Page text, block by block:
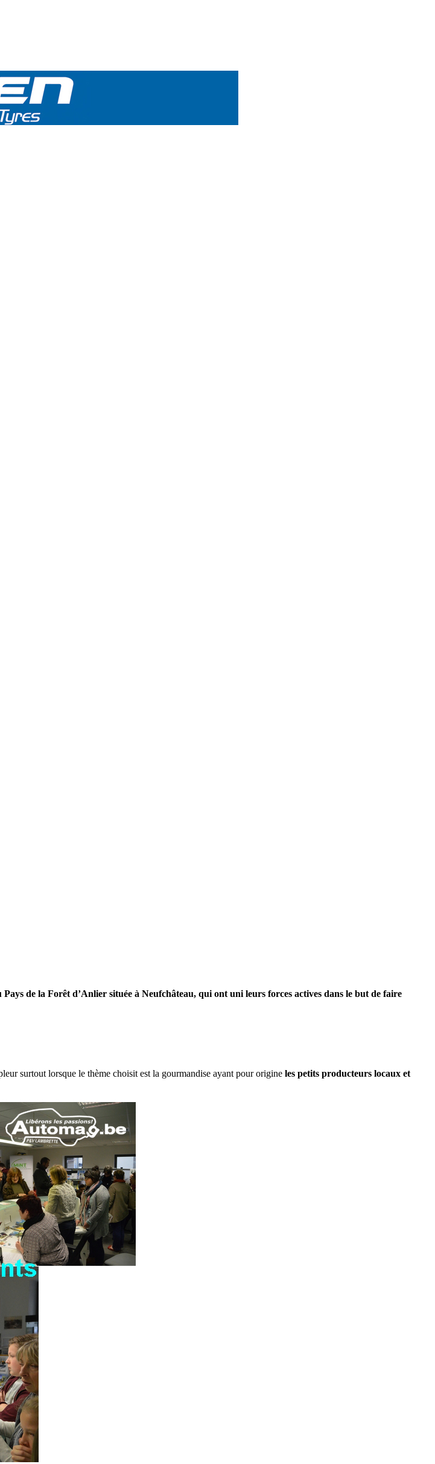
de la Forêt d’Anlier située à Neufchâteau, qui ont uni leurs forces actives dans le but de faire
surtout lorsque le thème choisit est la gourmandise ayant pour origine les petits producteurs locaux et